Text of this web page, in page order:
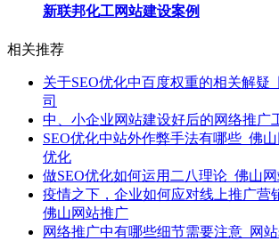
新联邦化工网站建设案例
相关推荐
关于SEO优化中百度权重的相关解疑_
司
中、小企业网站建设好后的网络推广
SEO优化中站外作弊手法有哪些_佛
优化
做SEO优化如何运用二八理论_佛山
疫情之下，企业如何应对线上推广营
佛山网站推广
网络推广中有哪些细节需要注意_网